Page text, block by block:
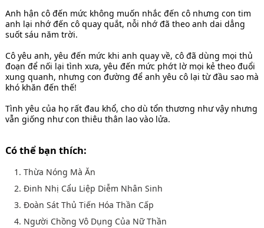
Anh hận cô đến mức không muốn nhắc đến cô nhưng con tim
anh lại nhớ đến cô quay quắt, nỗi nhớ đã theo anh dai dẳng
suốt sáu năm trời.
Cô yêu anh, yêu đến mức khi anh quay về, cô đã dùng mọi thủ
đoạn để nối lại tình xưa, yêu đến mức phớt lờ mọi kẻ theo đuổi
xung quanh, nhưng con đường để anh yêu cô lại từ đầu sao mà
khó khăn đến thế!
Tình yêu của họ rất đau khổ, cho dù tổn thương như vậy nhưng
vẫn giống như con thiêu thân lao vào lửa.
Có thể bạn thích:
1. Thừa Nóng Mà Ăn
2. Đinh Nhị Cẩu Liệp Diễm Nhân Sinh
3. Đoàn Sát Thủ Tiến Hóa Thần Cấp
4. Người Chồng Vô Dụng Của Nữ Thần